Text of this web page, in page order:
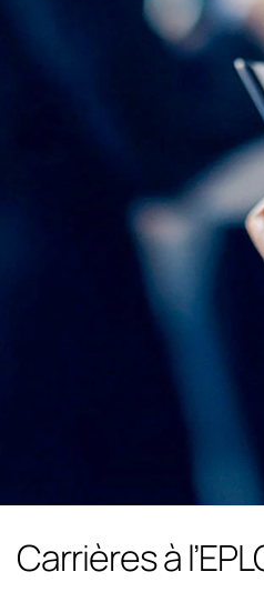
Carrières à